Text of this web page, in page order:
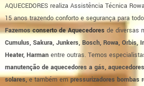
AQUECEDORES realiza Assistência Técnica
15 anos trazendo conforto e segurança para
Fazemosconserto de Aquecedores de diversas
Cumulus, Sakura, Junkers, Bosch, Rowa, Orbis,
Heater, Harman entre outras. Temos
manutenção de aquecedores a gás,
solares,e também empressurizadores bombas